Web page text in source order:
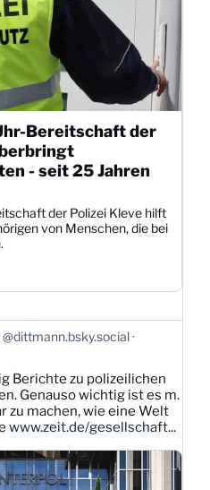
Bereitschaft der
- seit 25 Jahren
der Polizei Kleve hilft
von Menschen, die bei
@dittmann.bsky.social
Berichte zu polizeilichen
Genauso wichtig ist es m.
zu machen, wie eine Welt
www.zeit.de/gesellschaft...